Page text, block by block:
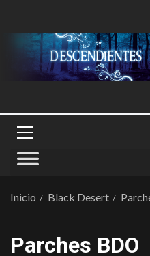
Inicio Black Desert
Parches BDO